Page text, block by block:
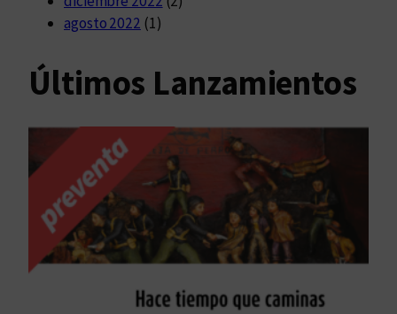
agosto 2022 (1)
Últimos Lanzamientos